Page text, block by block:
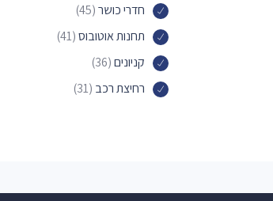
חדרי כושר(45)
תחנות אוטובוס(41)
קניונים(36)
רחיצת רכב (31)
עסקים נוספים(23)